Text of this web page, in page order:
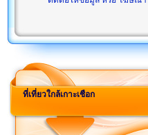
ที่เที่ยวใกล้เกาะเชือก